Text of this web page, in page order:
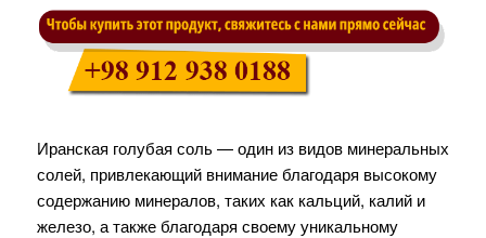
Иранская голубая соль — один из видов минеральных
солей, привлекающий внимание благодаря высокому
содержанию минералов, таких как кальций, калий и
железо, а также благодаря своему уникальному